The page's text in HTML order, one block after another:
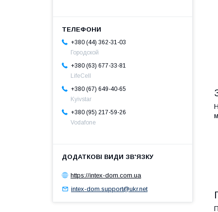
+380 (44) 362-31-03
Городской
+380 (63) 677-33-81
LifeCell
+380 (67) 649-40-65
Kyivstar
+380 (95) 217-59-26
Vodafone
https://intex-dom.com.ua
intex-dom.support@ukr.net